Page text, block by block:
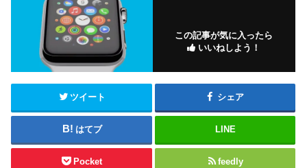
この記事が気に入ったら
いいねしよう！
ツイート シェア
はてブ LINE
Pocket feedly